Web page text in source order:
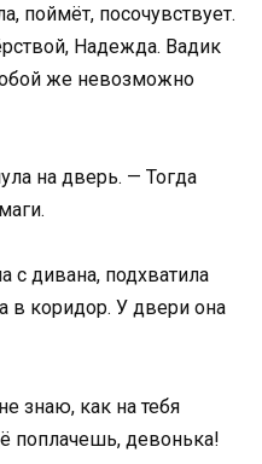
поймёт, посочувствует.
Надежда. Вадик
же невозможно
на дверь. — Тогда
с дивана, подхватила
в коридор. У двери она
знаю, как на тебя
поплачешь, девонька!